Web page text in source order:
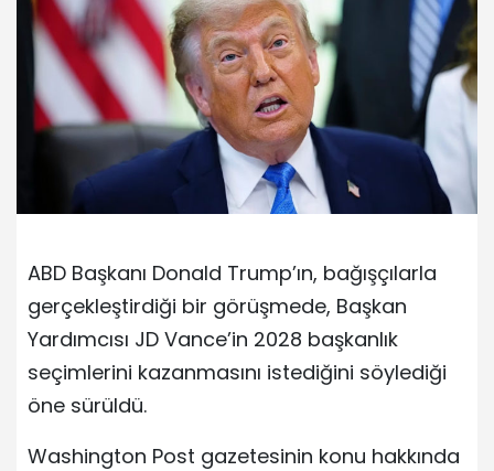
ABD Başkanı Donald Trump’ın, bağışçılarla
gerçekleştirdiği bir görüşmede, Başkan
Yardımcısı JD Vance’in 2028 başkanlık
seçimlerini kazanmasını istediğini söylediği
öne sürüldü.
Washington Post gazetesinin konu hakkında